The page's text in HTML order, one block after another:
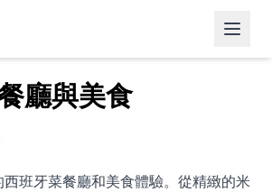
廳與美食
班牙菜餐廳和美食體驗。從精緻的米